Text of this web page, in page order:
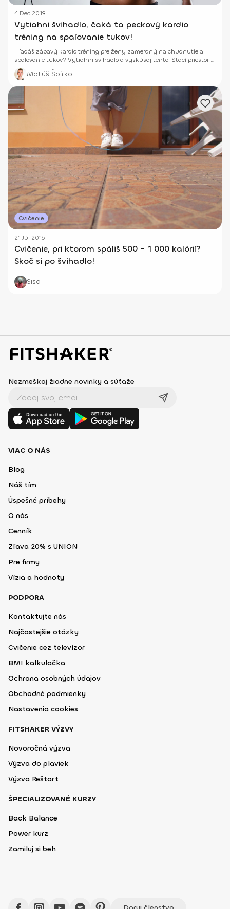
4 Dec 2019
Vytiahni švihadlo, čaká ťa peckový kardio
tréning na spaľovanie tukov!
Hľadáš zábavý kardio tréning pre ženy zameraný na chudnutie a
spaľovanie tukov? Vytiahni švihadlo a vyskúšaj tento. Stačí priestor 1
x 1 m a môžeš cvičiť!
Matúš Špirko
Cvičenie
21 Júl 2016
Cvičenie, pri ktorom spáliš 500 - 1 000 kalórií?
Skoč si po švihadlo!
Sisa
Nezmeškaj žiadne novinky a súťaže
VIAC O NÁS
Blog
Náš tím
Úspešné príbehy
O nás
Cenník
Zľava 20% s UNION
Pre firmy
Vízia a hodnoty
PODPORA
Kontaktujte nás
Najčastejšie otázky
Cvičenie cez televízor
BMI kalkulačka
Ochrana osobných údajov
Obchodné podmienky
Nastavenia cookies
FITSHAKER VÝZVY
Novoročná výzva
Výzva do plaviek
Výzva Reštart
ŠPECIALIZOVANÉ KURZY
Back Balance
Power kurz
Zamiluj si beh